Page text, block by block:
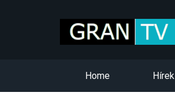
Home Hírek